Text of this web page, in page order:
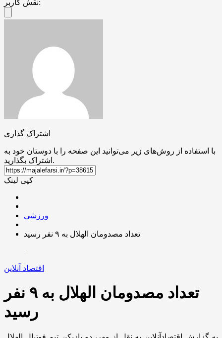
نقش کاربر:
اشتراک گذاری
با استفاده از روش‌های زیر می‌توانید این صفحه را با دوستان خود به
اشتراک بگذارید.
کپی لینک
ورزشی
تعداد مصدومان الهلال به ۹ نفر رسید
اقتصاد آنلاین
تعداد مصدومان الهلال به ۹ نفر
رسید